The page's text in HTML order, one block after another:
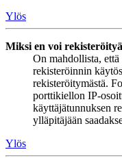
Ylös
Miksi en voi
On mahdollista,
rekisteröinnin
rekisteröitymästä.
porttikiellon IP-
käyttäjätunnuksen
ylläpitäjään
Ylös